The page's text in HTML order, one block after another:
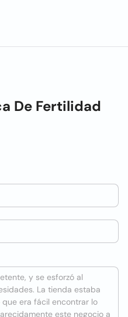
De Fertilidad